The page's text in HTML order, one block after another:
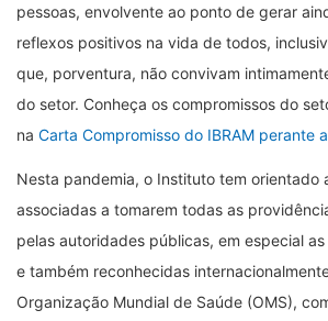
pessoas, envolvente ao ponto de gerar
reflexos positivos na vida de todos,
que, porventura, não convivam
do setor. Conheça os compromissos do
na Carta Compromisso do IBRAM perante
Nesta pandemia, o Instituto tem orientado
associadas a tomarem todas as
pelas autoridades públicas, em especial
e também reconhecidas
Organização Mundial de Saúde (OMS),